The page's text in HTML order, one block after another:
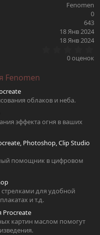
Fenomen
0
643
18 Янв 2024
18 Янв 2024
0
0 оценок
Fenomen
облаков и неба.
эффекта огня в ваших
Photoshop, Clip Studio
помощник в цифровом
для удобной
и т.д.
Procreate
картин маслом помогут